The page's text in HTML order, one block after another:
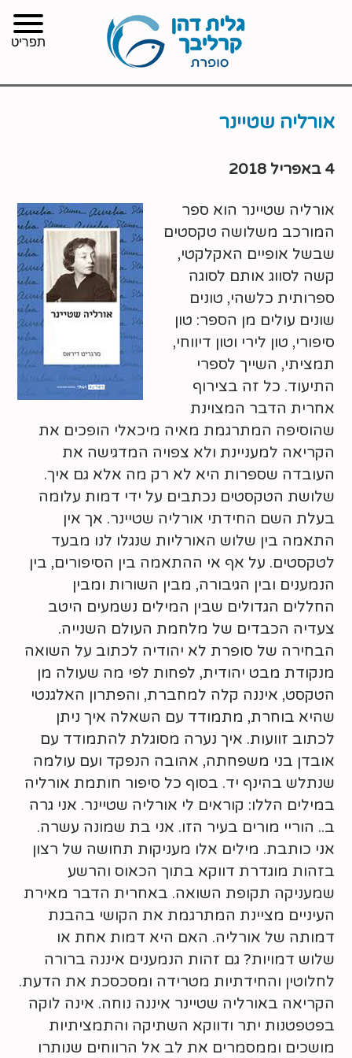
אורליה שטיינר
4 באפריל 2018
אורליה שטיינר הוא ספר
המורכב משלושה טקסטים
שבשל אופיים האקלקטי,
קשה לסווג אותם לסוגה
ספרותית כלשהי, טונים
שונים עולים מן הספר: טון
סיפורי, טון לירי וטון דיווחי,
תמציתי, השייך לספרי
התיעוד. כל זה בצירוף
אחרית הדבר המצוינת
שהוסיפה המתרגמת מאיה מיכאלי הופכים את
הקריאה למעניינת ולא צפויה המדגישה את
העובדה שספרות היא לא רק מה אלא גם איך.
שלושת הטקסטים נכתבים על ידי דמות עלומה
בעלת השם החידתי אורליה שטיינר. אך אין
התאמה בין שלוש האורליות שנגלו לנו מבעד
לטקסטים. על אף אי ההתאמה בין הסיפורים, בין
הנמענים ובין הגיבורה, מבין השורות ומבין
החללים הגדולים שבין המילים נשמעים היטב
צעדיה הכבדים של מלחמת העולם השנייה.
הבחירה של סופרת לא יהודיה לכתוב על השואה
מנקודת מבט יהודית, לפחות לפי מה שעולה מן
הטקסט, איננה קלה למחברת, והפתרון האלגנטי
שהיא בוחרת, מתמודד עם השאלה איך ניתן
לכתוב זוועות. איך נערה מסוגלת להתמודד עם
אובדן בני משפחתה, אהובה הנפקד ועם עולמה
שנתלש בהינף יד. בסוף כל סיפור חותמת אורליה
במילים הללו: קוראים לי אורליה שטיינר. אני גרה
ב.. הוריי מורים בעיר הזו. אני בת שמונה עשרה.
אני כותבת. מילים אלו מעניקות תחושה של רצון
בזהות מוגדרת דווקא בתוך הכאוס והרשע
שמעניקה תקופת השואה. באחרית הדבר מאירת
העיניים מציינת המתרגמת את הקושי בהבנת
דמותה של אורליה. האם היא דמות אחת או
שלוש דמויות? גם זהות הנמענים איננה ברורה
לחלוטין והחידתיות מטרידה ומסכסכת את הדעת.
הקריאה באורליה שטיינר איננה נוחה. אינה לוקה
בפטפטנות יתר ודווקא השתיקה והתמציתיות
מושכים וממסמרים את לב אל הרווחים שנותרו
תפריט